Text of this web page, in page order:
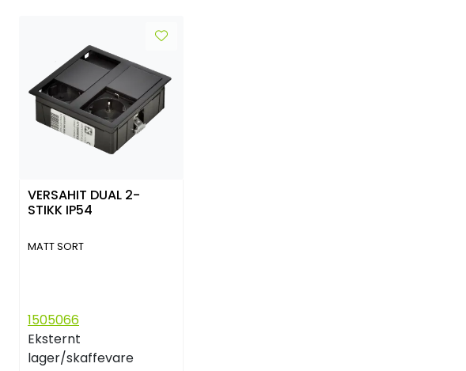
VERSAHIT DUAL 2-
STIKK IP54
MATT SORT
1505066
Eksternt
lager/skaffevare